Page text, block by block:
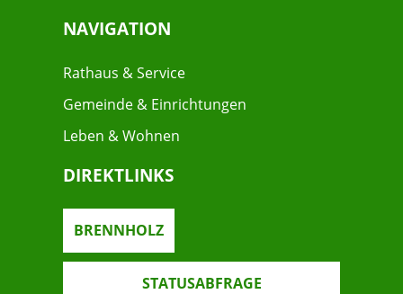
NAVIGATION
Rathaus & Service
Gemeinde & Einrichtungen
Leben & Wohnen
DIREKTLINKS
BRENNHOLZ
STATUSABFRAGE